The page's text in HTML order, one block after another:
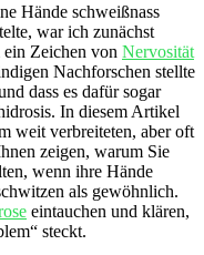
Hände schweißnass
war ich zunächst
ein Zeichen von Nervosität
Nachforschen stellte
dass es dafür sogar
In diesem Artikel
weit verbreiteten, aber ⁣oft
zeigen, warum Sie
wenn ihre⁢ Hände
als gewöhnlich.
eintauchen und‌ klären,
steckt.